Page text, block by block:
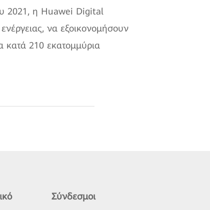
2021, η Huawei Digital
να εξοικονομήσουν
κατά 210 εκατομμύρια
Σύνδεσμοι